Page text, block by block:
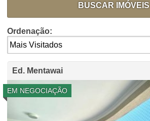
BUSCAR IMÓVEIS
Ordenação:
Ed. Mentawai
EM NEGOCIAÇÃO